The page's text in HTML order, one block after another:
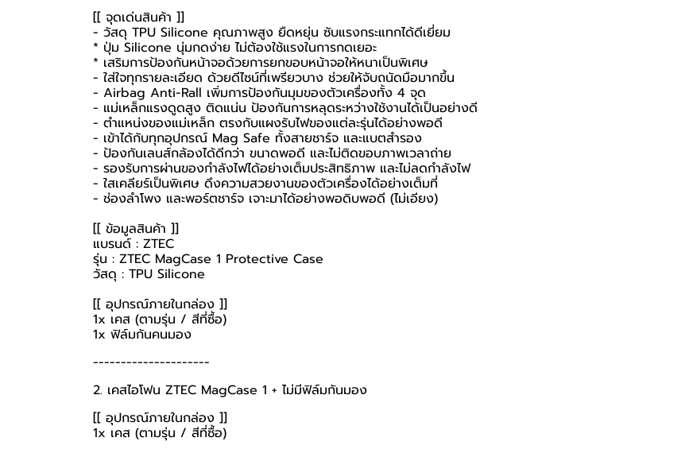
[[ จุดเด่นสินค้า ]]
- วัสดุ TPU Silicone คุณภาพสูง ยืดหยุ่น ซับแรงกระแทกได้ดีเยี่ยม
* ปุ่ม Silicone นุ่มกดง่าย ไม่ต้องใช้แรงในการกดเยอะ
* เสริมการป้องกันหน้าจอด้วยการยกขอบหน้าจอให้หนาเป็นพิเศษ
- ใส่ใจทุกรายละเอียด ด้วยดีไซน์ที่เพรียวบาง ช่วยให้จับถนัดมือมากขึ้น
- Airbag Anti-Rall เพิ่มการป้องกันมุมของตัวเครื่องทั้ง 4 จุด
- แม่เหล็กแรงดูดสูง ติดแน่น ป้องกันการหลุดระหว่างใช้งานได้เป็นอย่างดี
- ตำแหน่งของแม่เหล็ก ตรงกับแผงรับไฟของแต่ละรุ่นได้อย่างพอดี
- เข้าได้กับทุกอุปกรณ์ Mag Safe ทั้งสายชาร์จ และแบตสำรอง
- ป้องกันเลนส์กล้องได้ดีกว่า ขนาดพอดี และไม่ติดขอบภาพเวลาถ่าย
- รองรับการผ่านของกำลังไฟได้อย่างเต็มประสิทธิภาพ และไม่ลดกำลังไฟ
- ใสเคลียร์เป็นพิเศษ ดึงความสวยงานของตัวเครื่องได้อย่างเต็มที่
- ช่องลำโพง และพอร์ตชาร์จ เจาะมาได้อย่างพอดิบพอดี (ไม่เอียง)
[[ ข้อมูลสินค้า ]]
แบรนด์ : ZTEC
รุ่น : ZTEC MagCase 1 Protective Case
วัสดุ : TPU Silicone
[[ อุปกรณ์ภายในกล่อง ]]
1x เคส (ตามรุ่น / สีที่ซื้อ)
1x ฟิล์มกันคนมอง
---------------------
2. เคสไอโฟน ZTEC MagCase 1 + ไม่มีฟิล์มกันมอง
[[ อุปกรณ์ภายในกล่อง ]]
1x เคส (ตามรุ่น / สีที่ซื้อ)